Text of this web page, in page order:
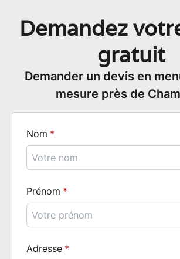
Demander un devis en
mesure près de
Demandez
gratuit
Nom
Prénom
Adresse